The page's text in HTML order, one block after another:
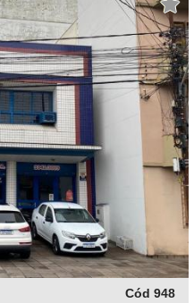
Cód 948